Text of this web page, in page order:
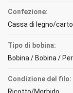
Confezione:
Cassa di legno/
Tipo di bobina:
Bobina / Bobina /
Condizione del filo: